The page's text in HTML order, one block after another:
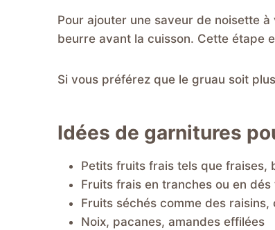
Pour ajouter une saveur de noisette
beurre avant la cuisson. Cette étape
Si vous préférez que le gruau soit
Idées de garnitures
Petits fruits frais tels que fraises,
Fruits frais en tranches ou en
Fruits séchés comme des
Noix, pacanes, amandes effilées